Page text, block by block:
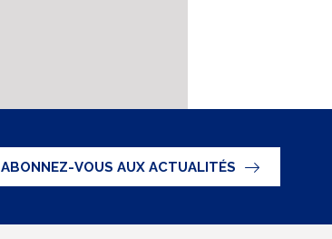
ABONNEZ-VOUS AUX ACTUALITÉS